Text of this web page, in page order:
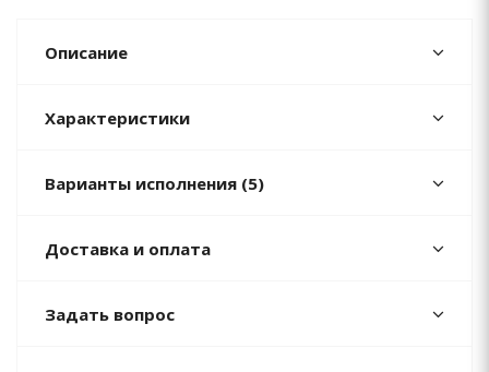
Описание
Характеристики
Варианты исполнения (5)
Доставка и оплата
Задать вопрос